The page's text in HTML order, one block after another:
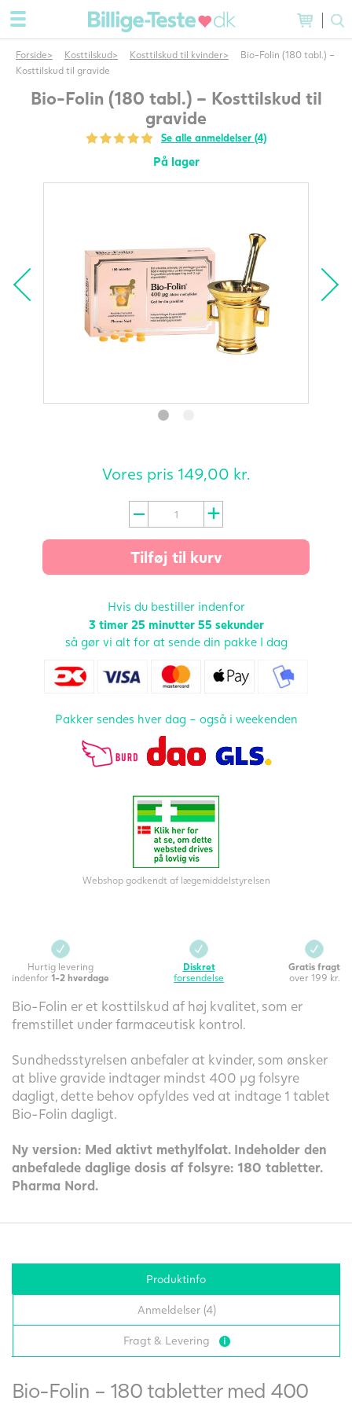
Forside Kosttilskud Kosttilskud til kvinder
Bio-Folin (180 tabl.) –
Kosttilskud til gravide
Bio-Folin (180 tabl.) – Kosttilskud til
gravide
Se alle anmeldelser (4)
På lager
Vores pris 149,00 kr.
Bio-
Folin
tabl.)
Kosttilskud
til
gravide
Tilføj til kurv
Hvis du bestiller indenfor
3 timer 25 minutter 54 sekunder
så gør vi alt for at sende din pakke I dag
Pakker sendes hver dag – også i weekenden
Webshop godkendt af lægemiddelstyrelsen
Hurtig levering
indenfor 1-2 hverdage
Diskret
forsendelse
Gratis fragt
over 199 kr.
Bio-Folin er et kosttilskud af høj kvalitet, som er
fremstillet under farmaceutisk kontrol.
Sundhedsstyrelsen anbefaler at kvinder, som ønsker
at blive gravide indtager mindst 400 μg folsyre
dagligt, dette behov opfyldes ved at indtage 1 tablet
Bio-Folin dagligt.
Ny version: Med aktivt methylfolat. Indeholder den
anbefalede daglige dosis af folsyre: 180 tabletter.
Pharma Nord.
Produktinfo
Anmeldelser (4)
Fragt & Levering
Bio-Folin – 180 tabletter med 400